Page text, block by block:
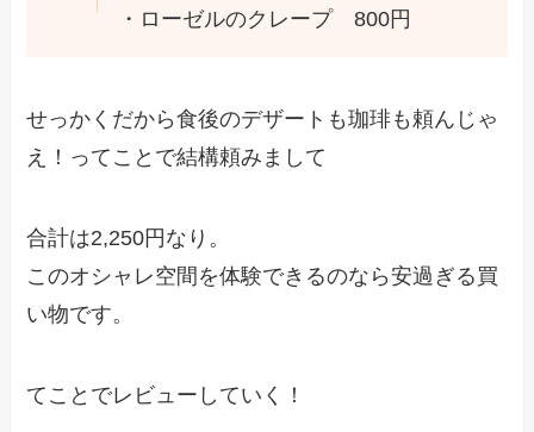
・ローゼルのクレープ 800円
せっかくだから食後のデザートも珈琲も頼んじゃ
え！ってことで結構頼みまして
合計は2,250円なり。
このオシャレ空間を体験できるのなら安過ぎる買
い物です。
てことでレビューしていく！